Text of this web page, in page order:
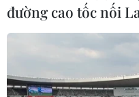
đường cao tốc nối